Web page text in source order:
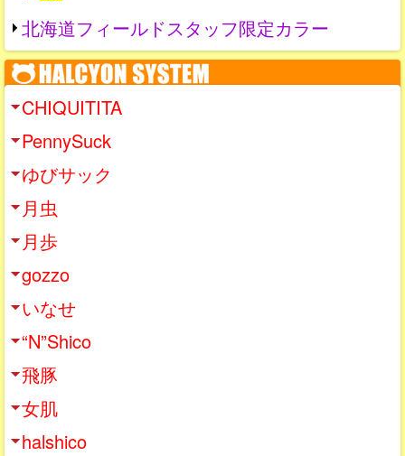
北海道フィールドスタッフ限定カラー
CHIQUITITA
PennySuck
ゆびサック
月虫
月歩
gozzo
いなせ
“N”Shico
飛豚
女肌
halshico